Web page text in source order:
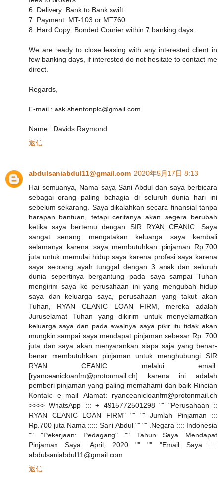
6. Delivery: Bank to Bank swift.
7. Payment: MT-103 or MT760
8. Hard Copy: Bonded Courier within 7 banking days.
We are ready to close leasing with any interested client in
few banking days, if interested do not hesitate to contact me
direct.
Regards,
E-mail : ask.shentonplc@gmail.com
Name : Davids Raymond
返信
abdulsaniabdul11@gmail.com 2020年5月17日 8:13
Hai semuanya, Nama saya Sani Abdul dan saya berbicara
sebagai orang paling bahagia di seluruh dunia hari ini
sebelum sekarang. Saya dikalahkan secara finansial tanpa
harapan bantuan, tetapi ceritanya akan segera berubah
ketika saya bertemu dengan SIR RYAN CEANIC. Saya
sangat senang mengatakan keluarga saya kembali
selamanya karena saya membutuhkan pinjaman Rp.700
juta untuk memulai hidup saya karena profesi saya karena
saya seorang ayah tunggal dengan 3 anak dan seluruh
dunia sepertinya bergantung pada saya sampai Tuhan
mengirim saya ke perusahaan ini yang mengubah hidup
saya dan keluarga saya, perusahaan yang takut akan
Tuhan, RYAN CEANIC LOAN FIRM, mereka adalah
Juruselamat Tuhan yang dikirim untuk menyelamatkan
keluarga saya dan pada awalnya saya pikir itu tidak akan
mungkin sampai saya mendapat pinjaman sebesar Rp. 700
juta dan saya akan menyarankan siapa saja yang benar-
benar membutuhkan pinjaman untuk menghubungi SIR
RYAN CEANIC melalui email.
[ryanceanicloanfm@protonmail.ch] karena ini adalah
pemberi pinjaman yang paling memahami dan baik Rincian
Kontak: e_mail Alamat: ryanceanicloanfm@protonmail.ch
>>>> WhatsApp ::: + 4915772501298 "" "Perusahaan ::
RYAN CEANIC LOAN FIRM" "" "" Jumlah Pinjaman :::
Rp.700 juta Nama ::::: Sani Abdul "" "" .Negara :::: Indonesia
"" "Pekerjaan: Pedagang" "" Tahun Saya Mendapat
Pinjaman Saya: April, 2020 "" "" "Email Saya ::::
abdulsaniabdul11@gmail.com
返信